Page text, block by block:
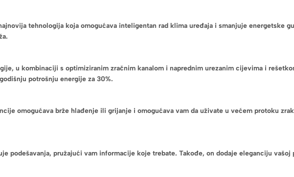
tehnologija koja omogućava inteligentan rad klima uređaja i smanjuje energetske
u kombinaciji s optimiziranim zračnim kanalom i naprednim urezanim cijevima i
potrošnju energije za 30%.
omogućava brže hlađenje ili grijanje i omogućava vam da uživate u većem protoku
podešavanja, pružajući vam informacije koje trebate. Takođe, on dodaje eleganciju vašoj